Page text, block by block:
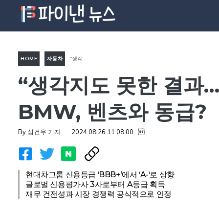
츠
HOME - 자동차 - “생각
지도 못한 결과…” 현대차그룹
에 들려온 깜짝 소식, 이제
BMW, 벤츠와 동급?
“생각지도 못한 결과
BMW, 벤츠와 동급?
By 심건우 기자 2024.08.26 11:08:00 
현대차그룹 신용등급 ‘BBB+’에서 ‘A-‘로 상향
글로벌 신용평가사 3사로부터 A등급 획득
재무 건전성과 시장 경쟁력 공식적으로 인정